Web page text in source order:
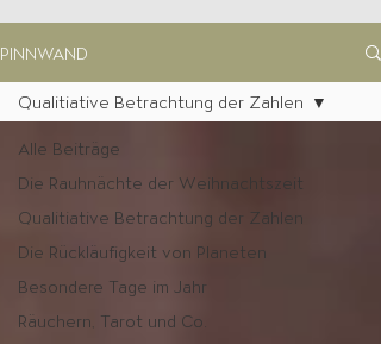
PINNWAND
Alle Beiträge
Die Rauhnächte der Weihnachtszeit
Qualitiative Betrachtung der Zahlen
Die Rückläufigkeit von Planeten
Besondere Tage im Jahr
Räuchern, Tarot und Co.
Qualitiative Betrachtung der Zahlen